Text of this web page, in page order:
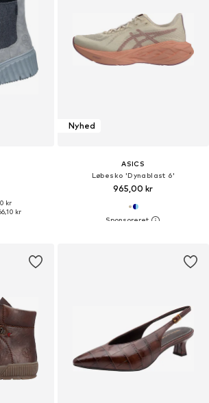
kr
kr
Nyhed
ASICS
Løbesko 'Dynablast 6'
965,00 kr